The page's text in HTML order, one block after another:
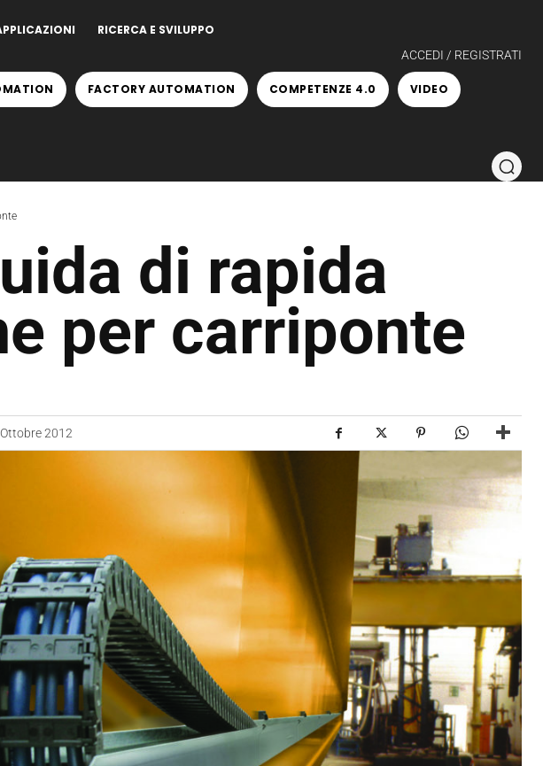
RICERCA E SVILUPPO
ACCEDI / REGISTRATI
FACTORY AUTOMATION COMPETENZE 4.0 VIDEO
di rapida
per carriponte
2012